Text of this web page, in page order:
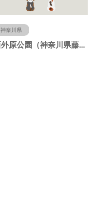
神奈川県
西外原公園（神奈川県藤沢市）